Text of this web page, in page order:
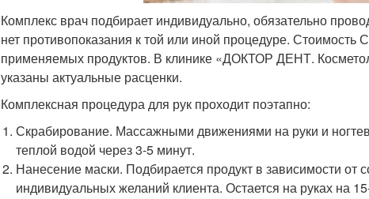
Комплекс врач подбирает индивидуально, обязательно
нет противопоказания к той или иной процедуре.
применяемых продуктов. В клинике «ДОКТОР ДЕНТ.
указаны актуальные расценки.
Комплексная процедура для рук проходит поэтапно:
Скрабирование. Массажными движениями на руки и
теплой водой через 3-5 минут.
Нанесение маски. Подбирается продукт в зависимости от
индивидуальных желаний клиента. Остается на руках на